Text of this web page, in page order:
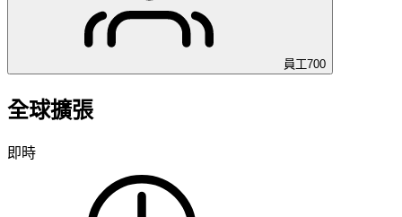
員工700
全球擴張
即時